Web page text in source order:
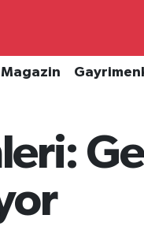
Magazin